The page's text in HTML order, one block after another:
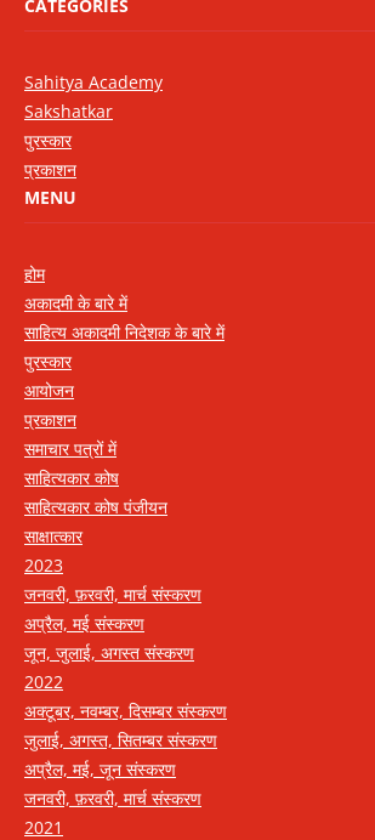
CATEGORIES
Sahitya Academy
Sakshatkar
पुरस्कार
प्रकाशन
MENU
होम
अकादमी के बारे में
साहित्य अकादमी निदेशक के बारे में
पुरस्कार
आयोजन
प्रकाशन
समाचार पत्रों में
साहित्यकार कोष
साहित्यकार कोष पंजीयन
साक्षात्कार
2023
जनवरी, फ़रवरी, मार्च संस्करण
अप्रैल, मई संस्करण
जून, जुलाई, अगस्त संस्करण
2022
अक्टूबर, नवम्बर, दिसम्बर संस्करण
जुलाई, अगस्त, सितम्बर संस्करण
अप्रैल, मई, जून संस्करण
जनवरी, फ़रवरी, मार्च संस्करण
2021